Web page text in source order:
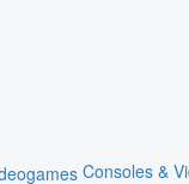
Consoles &